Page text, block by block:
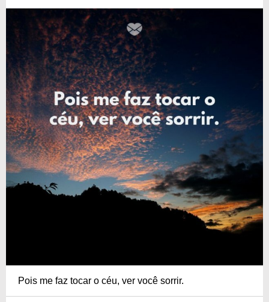
Pois me faz tocar o céu, ver você sorrir.